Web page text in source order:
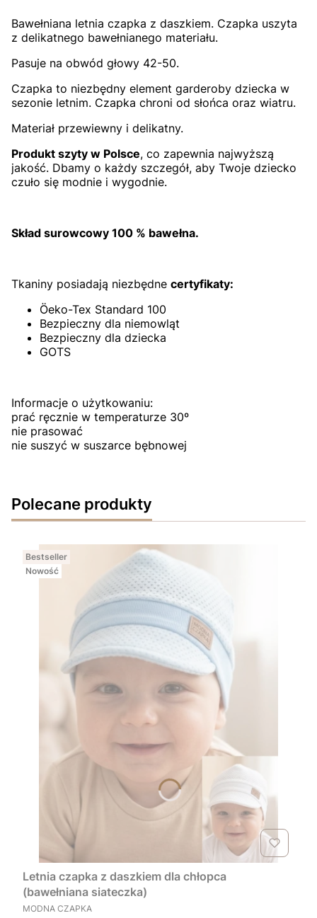
Bawełniana letnia czapka z daszkiem. Czapka uszyta
z delikatnego bawełnianego materiału.
Pasuje na obwód głowy 42-50.
Czapka to niezbędny element garderoby dziecka w
sezonie letnim. Czapka chroni od słońca oraz wiatru.
Materiał przewiewny i delikatny.
Produkt szyty w Polsce, co zapewnia najwyższą
jakość. Dbamy o każdy szczegół, aby Twoje dziecko
czuło się modnie i wygodnie.
Skład surowcowy 100 % bawełna.
Tkaniny posiadają niezbędne certyfikaty:
Öeko-Tex Standard 100
Bezpieczny dla niemowląt
Bezpieczny dla dziecka
GOTS
Informacje o użytkowaniu:
prać ręcznie w temperaturze 30º
nie prasować
nie suszyć w suszarce bębnowej
Polecane produkty
Bestseller
Nowość
Letnia czapka z daszkiem dla chłopca
(bawełniana siateczka)
PRODUCENT
MODNA CZAPKA